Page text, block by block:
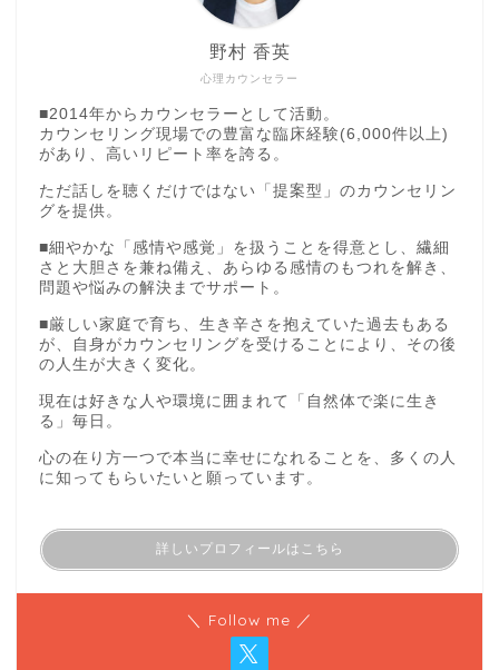
心理カウンセラー
野村 香英
■2014年からカウンセラーとして活動。
カウンセリング現場での豊富な臨床経験(6,000件以上)
があり、高いリピート率を誇る。
ただ話しを聴くだけではない「提案型」のカウンセリン
グを提供。
■細やかな「感情や感覚」を扱うことを得意とし、繊細
さと大胆さを兼ね備え、あらゆる感情のもつれを解き、
問題や悩みの解決までサポート。
■厳しい家庭で育ち、生き辛さを抱えていた過去もある
が、自身がカウンセリングを受けることにより、その後
の人生が大きく変化。
現在は好きな人や環境に囲まれて「自然体で楽に生き
る」毎日。
心の在り方一つで本当に幸せになれることを、多くの人
に知ってもらいたいと願っています。
詳しいプロフィールはこちら
＼ Follow me ／